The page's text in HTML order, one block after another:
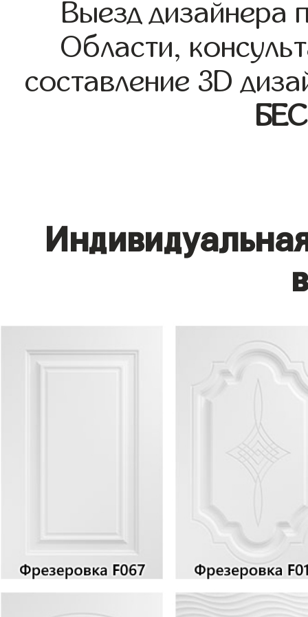
Выезд дизайнера
Области,
составление 3D